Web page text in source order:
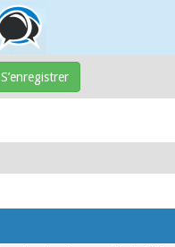
S’enregistrer